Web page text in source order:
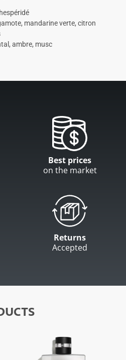
mandarine verte, citron
ambre, musc
Best prices
on the market
Returns
Accepted